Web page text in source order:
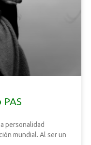
personalidad
mundial. Al ser un